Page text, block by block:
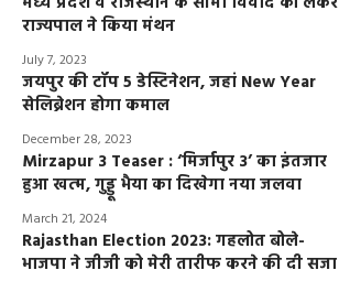
राज्यपाल ने किया मंथन
July 7, 2023
जयपुर की टॉप 5 डेस्टिनेशन, जहां New Year
सेलिब्रेशन होगा कमाल
December 28, 2023
Mirzapur 3 Teaser : ‘मिर्जापुर 3’ का इंतजार
हुआ खत्म, गुड्डू भैया का दिखेगा नया जलवा
March 21, 2024
Rajasthan Election 2023: गहलोत बोले-
भाजपा ने जीजी को मेरी तारीफ करने की दी सजा